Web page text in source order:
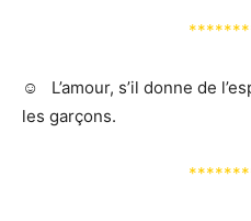
☺️ L’amour, s’il donne de
les garçons.